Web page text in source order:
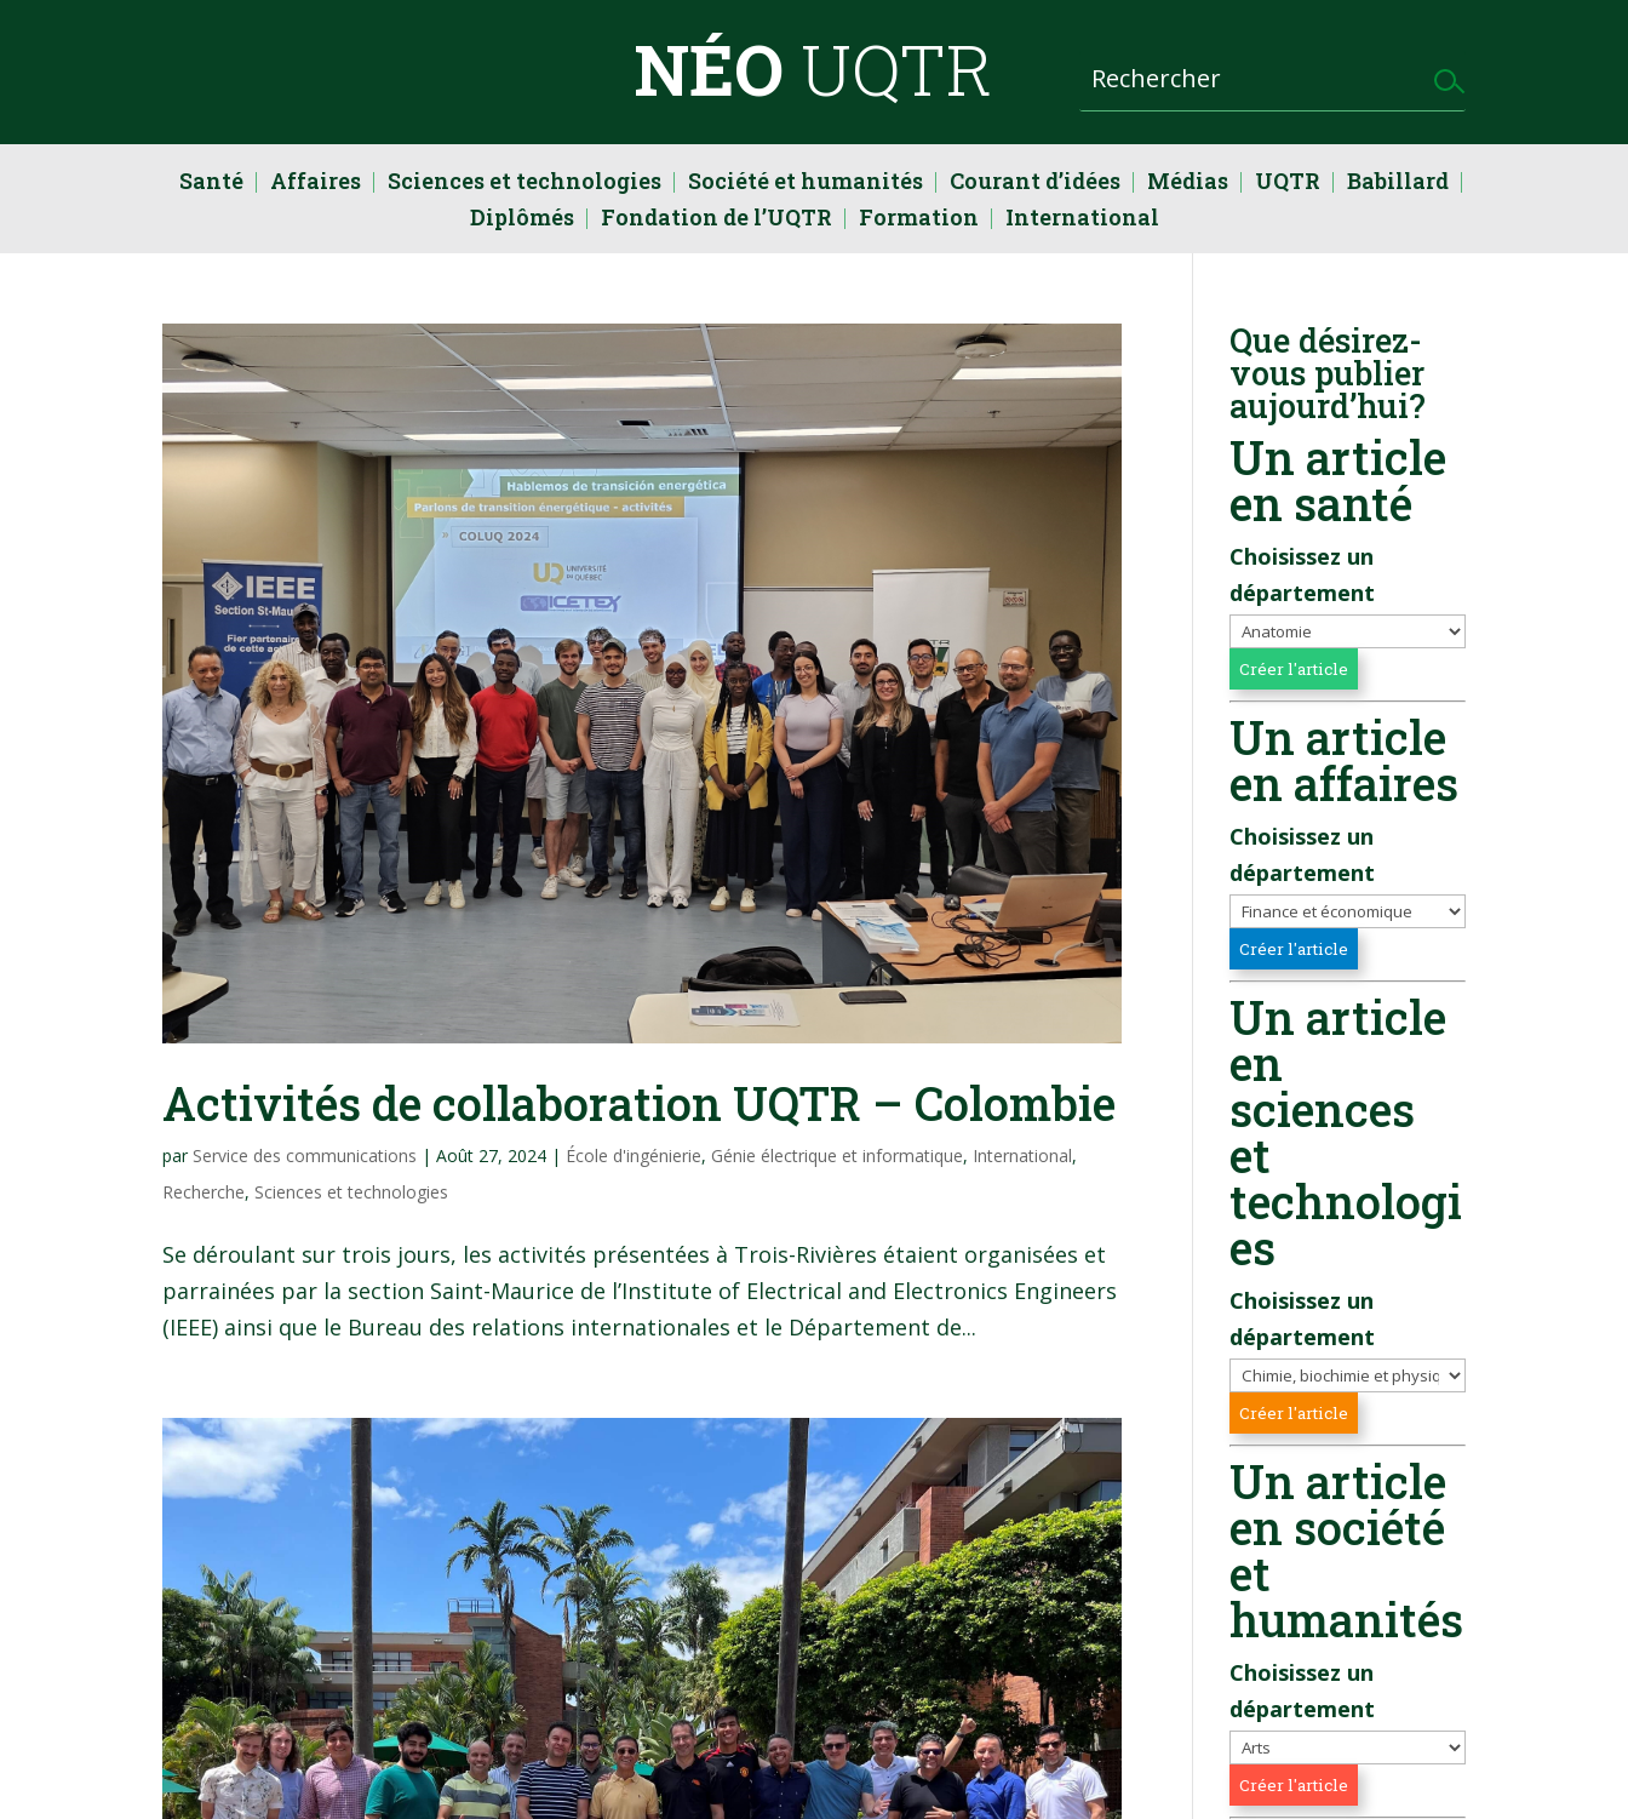
NÉO UQTR
Santé Affaires Sciences et technologies Société et humanités Courant d’idées Médias UQTR
Babillard
Diplômés
Fondation de l’UQTR Formation International
Activités de collaboration UQTR – Colombie
par Service des communications |Août 27, 2024 | École d'ingénierie, Génie électrique et informatique, International,
Recherche, Sciences et technologies
Se déroulant sur trois jours, les activités présentées à Trois-Rivières étaient organisées et
parrainées par la section Saint-Maurice de l’Institute of Electrical and Electronics Engineers
(IEEE) ainsi que le Bureau des relations internationales et le Département de...
Que désirez-
vous publier
aujourd’hui?
Un article
en santé
Choisissez un
département
Un article
en affaires
Choisissez un
département
Un article
en
sciences
et
technologi
es
Choisissez un
département
Un article
en société
et
humanités
Choisissez un
département